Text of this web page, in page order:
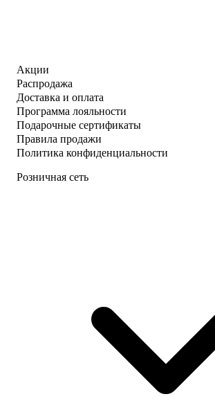
Акции
Распродажа
Доставка и оплата
Программа лояльности
Подарочные сертификаты
Правила продажи
Политика конфиденциальности
Розничная сеть